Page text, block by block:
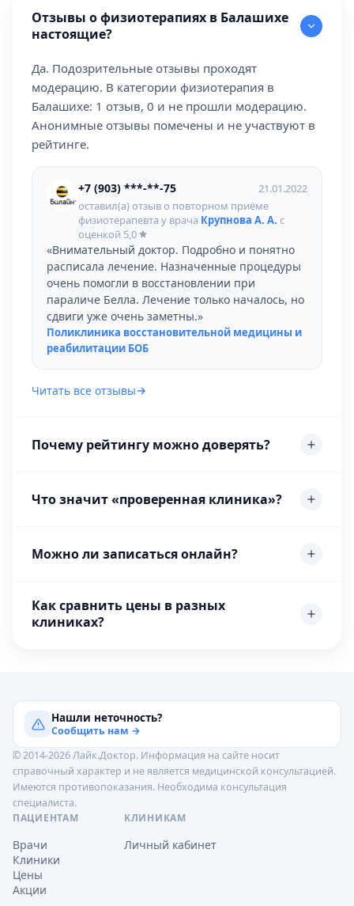
Отзывы о физиотерапиях в Балашихе
настоящие?
Да. Подозрительные отзывы проходят
модерацию. В категории физиотерапия в
Балашихе: 1 отзыв, 0 и не прошли модерацию.
Анонимные отзывы помечены и не участвуют в
рейтинге.
+7 (903) ***-**-75
21.01.2022
оставил(а) отзыв о повторном приёме
физиотерапевта у врача Крупнова А. А. с
оценкой 5,0
«Внимательный доктор. Подробно и понятно
расписала лечение. Назначенные процедуры
очень помогли в восстановлении при
параличе Белла. Лечение только началось, но
сдвиги уже очень заметны.»
Поликлиника восстановительной медицины и
реабилитации БОБ
Читать все отзывы
Почему рейтингу можно доверять?
Что значит «проверенная клиника»?
Можно ли записаться онлайн?
Как сравнить цены в разных
клиниках?
Нашли неточность?
Сообщить нам →
© 2014-2026 Лайк.Доктор. Информация на сайте носит
справочный характер и не является медицинской консультацией.
Имеются противопоказания. Необходима консультация
специалиста.
ПАЦИЕНТАМ
Врачи
Клиники
Цены
Акции
КЛИНИКАМ
Личный кабинет